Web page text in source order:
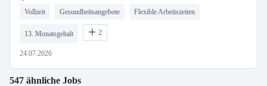
Vollzeit Gesundheitsangebote Flexible Arbeitszeiten
13. Monatsgehalt 2
24.07.2026
547 ähnliche Jobs